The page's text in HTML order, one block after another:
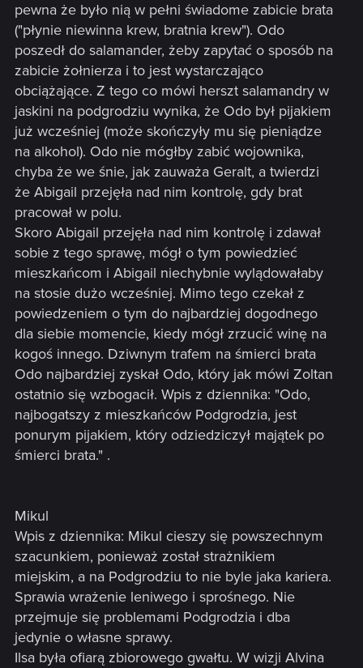
pewna że było nią w pełni świadome zabicie brata
("płynie niewinna krew, bratnia krew"). Odo
poszedł do salamander, żeby zapytać o sposób na
zabicie żołnierza i to jest wystarczająco
obciążające. Z tego co mówi herszt salamandry w
jaskini na podgrodziu wynika, że Odo był pijakiem
już wcześniej (może skończyły mu się pieniądze
na alkohol). Odo nie mógłby zabić wojownika,
chyba że we śnie, jak zauważa Geralt, a twierdzi
że Abigail przejęła nad nim kontrolę, gdy brat
pracował w polu.
Skoro Abigail przejęła nad nim kontrolę i zdawał
sobie z tego sprawę, mógł o tym powiedzieć
mieszkańcom i Abigail niechybnie wylądowałaby
na stosie dużo wcześniej. Mimo tego czekał z
powiedzeniem o tym do najbardziej dogodnego
dla siebie momencie, kiedy mógł zrzucić winę na
kogoś innego. Dziwnym trafem na śmierci brata
Odo najbardziej zyskał Odo, który jak mówi Zoltan
ostatnio się wzbogacił. Wpis z dziennika: "Odo,
najbogatszy z mieszkańców Podgrodzia, jest
ponurym pijakiem, który odziedziczył majątek po
śmierci brata." .
Mikul
Wpis z dziennika: Mikul cieszy się powszechnym
szacunkiem, ponieważ został strażnikiem
miejskim, a na Podgrodziu to nie byle jaka kariera.
Sprawia wrażenie leniwego i sprośnego. Nie
przejmuje się problemami Podgrodzia i dba
jedynie o własne sprawy.
Ilsa była ofiarą zbiorowego gwałtu. W wizji Alvina